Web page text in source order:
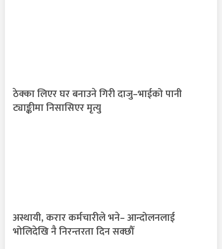
ठेक्का लिएर घर बनाउने गिरी दाजु–भाईको पानी
ट्याङ्कीमा निसासिएर मृत्यु
अस्थायी, करार कर्मचारीले भने– आन्दोलनलाई
भोलिदेखि नै निरन्तरता दिन सक्छौँ